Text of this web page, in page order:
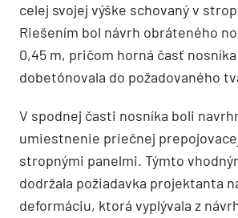
celej svojej výške schovaný v
Riešením bol návrh obráteného
0,45 m, pričom horná časť nosníka
dobetónovala do požadovaného
V spodnej časti nosníka boli
umiestnenie priečnej
stropnými panelmi. Týmto
dodržala požiadavka projektanta
deformáciu, ktorá vyplývala z